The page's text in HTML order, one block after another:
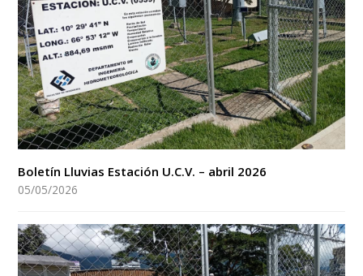
Boletín Lluvias Estación U.C.V. – abril 2026
05/05/2026